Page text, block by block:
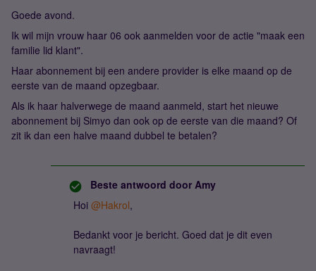
Goede avond.
Ik wil mijn vrouw haar 06 ook aanmelden voor de actie "maak een
familie lid klant".
Haar abonnement bij een andere provider is elke maand op de
eerste van de maand opzegbaar.
Als ik haar halverwege de maand aanmeld, start het nieuwe
abonnement bij Simyo dan ook op de eerste van die maand? Of
zit ik dan een halve maand dubbel te betalen?
Beste antwoord door Amy
Hoi @Hakrol,
Bedankt voor je bericht. Goed dat je dit even
navraagt!